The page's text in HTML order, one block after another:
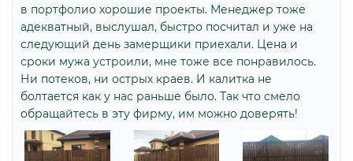
в портфолио хорошие проекты. Менеджер тоже
адекватный, выслушал, быстро посчитал и уже на
следующий день замерщики приехали. Цена и
сроки мужа устроили, мне тоже все понравилось.
Ни потеков, ни острых краев. И калитка не
болтается как у нас раньше было. Так что смело
обращайтесь в эту фирму, им можно доверять!